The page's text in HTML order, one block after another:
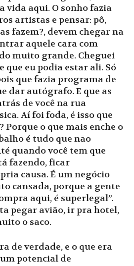
vida aqui. O sonho fazia
artistas e pensar: pô,
fazem?, devem chegar na
aquele cara com
muito grande. Cheguei
que eu podia estar ali. Só
que fazia programa de
dar autógrafo. E que as
de você na rua
Aí foi foda, é isso que
Porque o que mais enche o
é tudo que não
quando você tem que
fazendo, ficar
causa. É um negócio
cansada, porque a gente
aqui, é superlegal”.
pegar avião, ir pra hotel,
o saco.
de verdade, e o que era
potencial de